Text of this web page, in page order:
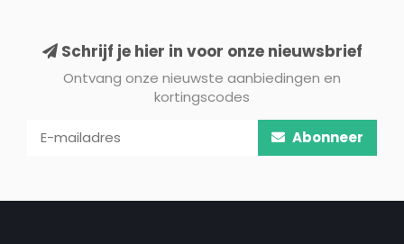
Schrijf je hier in voor onze nieuwsbrief
Ontvang onze nieuwste aanbiedingen en
kortingscodes
Abonneer